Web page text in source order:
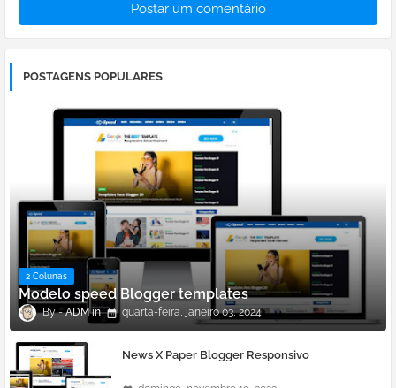
Postar um comentário
POSTAGENS POPULARES
2 Colunas
Modelo speed Blogger templates
ADM quarta-feira, janeiro 03, 2024
News X Paper Blogger Responsivo